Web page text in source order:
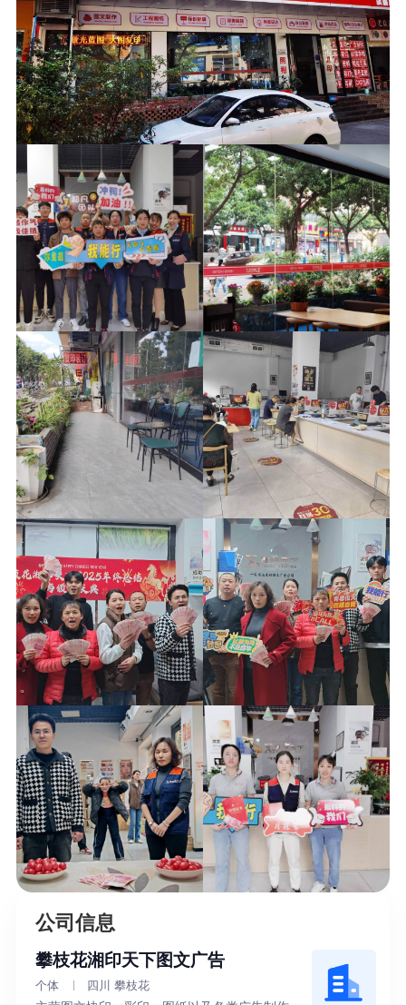
公司信息
攀枝花湘印天下图文广告
个体 四川 攀枝花